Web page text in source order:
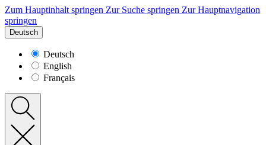
Zum Hauptinhalt springen Zur Suche springen Zur Hauptnavigation
springen
Deutsch
Deutsch
English
Français